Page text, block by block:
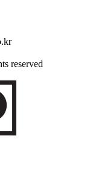
reserved